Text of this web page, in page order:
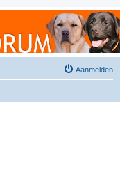
Aanmelden